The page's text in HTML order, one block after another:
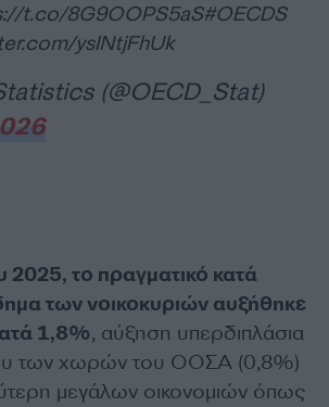
t.co/8G9OOPS5aS#OECDS
ysINtjFhUk
(@OECD_Stat)
2025, το πραγματικό κατά
των νοικοκυριών αυξήθηκε
1,8%, αύξηση υπερδιπλάσια
των χωρών του ΟΟΣΑ (0,8%)
μεγάλων οικονομιών όπως